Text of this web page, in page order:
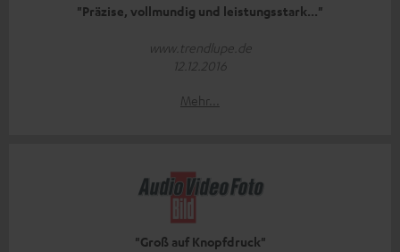
"Präzise, vollmundig und leistungsstark..."
www.trendlupe.de
12.12.2016
Mehr...
"Groß auf Knopfdruck"